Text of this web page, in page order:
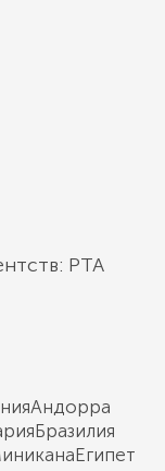
РТА
Андорра
Бразилия
Египет